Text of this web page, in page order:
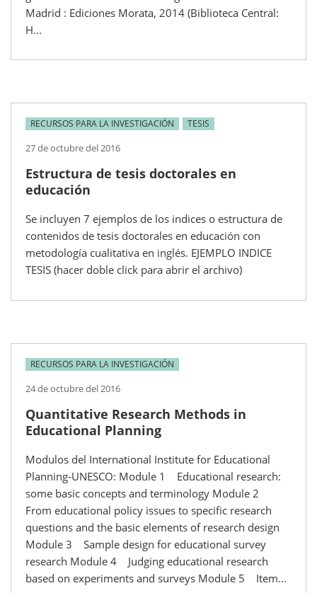
Madrid : Ediciones Morata, 2014 (Biblioteca Central:
H...
RECURSOS PARA LA INVESTIGACIÓN TESIS
27 de octubre del 2016
Estructura de tesis doctorales en
educación
Se incluyen 7 ejemplos de los indices o estructura de
contenidos de tesis doctorales en educación con
metodología cualitativa en inglés. EJEMPLO INDICE
TESIS (hacer doble click para abrir el archivo)
RECURSOS PARA LA INVESTIGACIÓN
24 de octubre del 2016
Quantitative Research Methods in
Educational Planning
Modulos del International Institute for Educational
Planning-UNESCO: Module 1 Educational research:
some basic concepts and terminology Module 2
From educational policy issues to specific research
questions and the basic elements of research design
Module 3 Sample design for educational survey
research Module 4 Judging educational research
based on experiments and surveys Module 5 Item...